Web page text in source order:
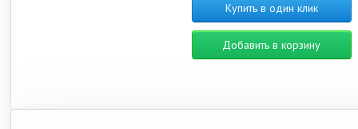
Купить в один клик
Добавить в корзину